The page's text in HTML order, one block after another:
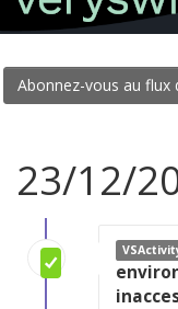
Abonnez-vous au flux
23/12/